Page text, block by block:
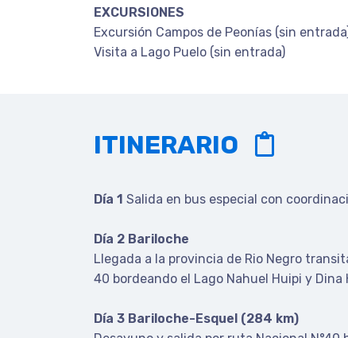
EXCURSIONES
Excursión Campos de Peonías (sin
Visita a Lago Puelo (sin entrada)
ITINERARIO
Día 1 Salida en bus especial con
Día 2 Bariloche
Llegada a la provincia de Rio Negro
40 bordeando el Lago Nahuel Huipi y
Día 3 Bariloche-Esquel (284 km)